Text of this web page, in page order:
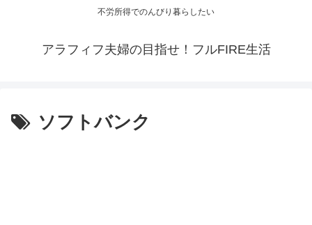
不労所得でのんびり暮らしたい
アラフィフ夫婦の目指せ！フルFIRE生活
ソフトバンク